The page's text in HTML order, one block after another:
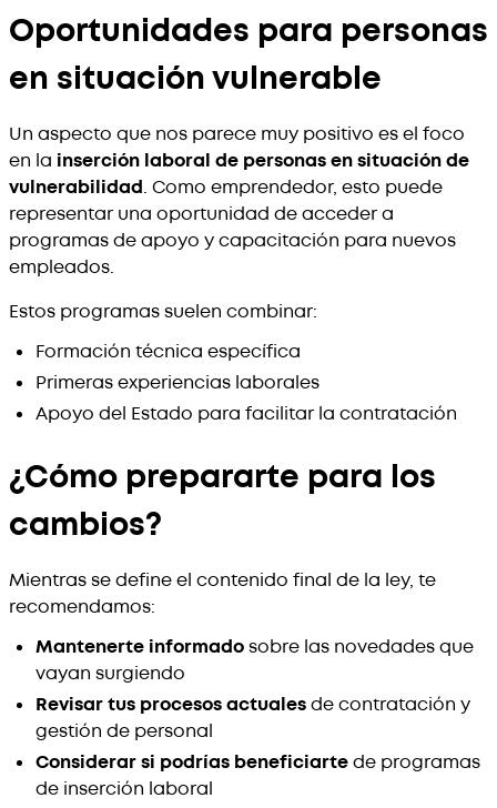
Oportunidades para personas
en situación vulnerable
Un aspecto que nos parece muy positivo es el foco
en la inserción laboral de personas en situación de
vulnerabilidad. Como emprendedor, esto puede
representar una oportunidad de acceder a
programas de apoyo y capacitación para nuevos
empleados.
Estos programas suelen combinar:
Formación técnica específica
Primeras experiencias laborales
Apoyo del Estado para facilitar la contratación
¿Cómo prepararte para los
cambios?
Mientras se define el contenido final de la ley, te
recomendamos:
Mantenerte informadosobre las novedades que
vayan surgiendo
Revisar tus procesos actualesde contratación y
gestión de personal
Considerar si podrías beneficiartede programas
de inserción laboral